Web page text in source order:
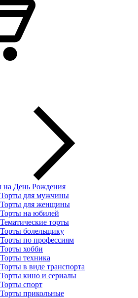
на День Рождения
Торты для мужчины
Торты для женщины
Торты на юбилей
Тематические торты
Торты болельщику
Торты по профессиям
Торты хобби
Торты техника
Торты в виде транспорта
Торты кино и сериалы
Торты спорт
Торты прикольные